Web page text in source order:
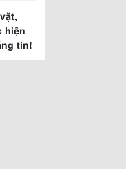
hiện
tin!